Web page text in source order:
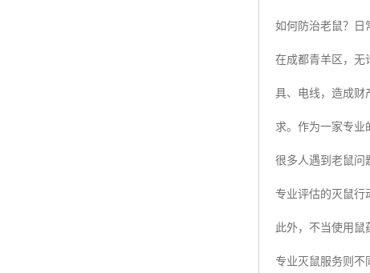
如何防治老鼠？日
在成都青羊区，无
具、电线，造成财
求。作为一家专业
很多人遇到老鼠问
专业评估的灭鼠行
此外，不当使用鼠
专业灭鼠服务则不